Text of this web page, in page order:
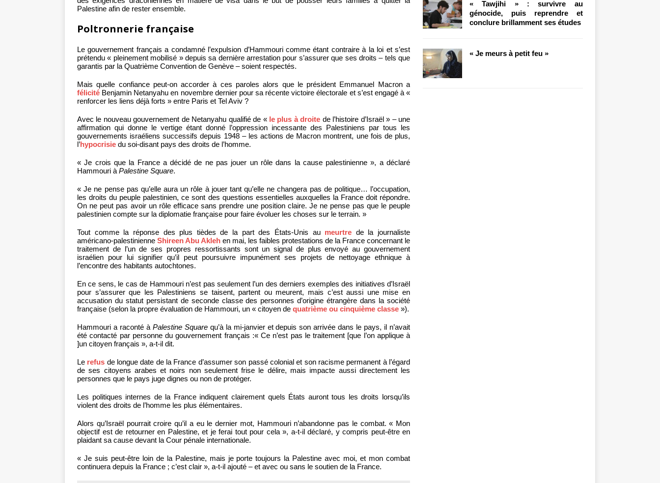
Palestine afin de rester ensemble.
Poltronnerie française
Le gouvernement français a condamné l’expulsion d’Hammouri comme étant contraire à la loi et s’est
prétendu « pleinement mobilisé » depuis sa dernière arrestation pour s’assurer que ses droits – tels que
garantis par la Quatrième Convention de Genève – soient respectés.
Mais quelle confiance peut-on accorder à ces paroles alors que le président Emmanuel Macron a
félicité Benjamin Netanyahu en novembre dernier pour sa récente victoire électorale et s’est engagé à «
renforcer les liens déjà forts » entre Paris et Tel Aviv ?
Avec le nouveau gouvernement de Netanyahu qualifié de « le plus à droite de l’histoire d’Israël » – une
affirmation qui donne le vertige étant donné l’oppression incessante des Palestiniens par tous les
gouvernements israéliens successifs depuis 1948 – les actions de Macron montrent, une fois de plus,
l’hypocrisie du soi-disant pays des droits de l’homme.
« Je crois que la France a décidé de ne pas jouer un rôle dans la cause palestinienne », a déclaré
Hammouri à Palestine Square.
« Je ne pense pas qu’elle aura un rôle à jouer tant qu’elle ne changera pas de politique… l’occupation,
les droits du peuple palestinien, ce sont des questions essentielles auxquelles la France doit répondre.
On ne peut pas avoir un rôle efficace sans prendre une position claire. Je ne pense pas que le peuple
palestinien compte sur la diplomatie française pour faire évoluer les choses sur le terrain. »
Tout comme la réponse des plus tièdes de la part des États-Unis au meurtre de la journaliste
américano-palestinienneShireen Abu Akleh en mai, les faibles protestations de la France concernant le
traitement de l’un de ses propres ressortissants sont un signal de plus envoyé au gouvernement
israélien pour lui signifier qu’il peut poursuivre impunément ses projets de nettoyage ethnique à
l’encontre des habitants autochtones.
En ce sens, le cas de Hammouri n’est pas seulement l’un des derniers exemples des initiatives d’Israël
pour s’assurer que les Palestiniens se taisent, partent ou meurent, mais c’est aussi une mise en
accusation du statut persistant de seconde classe des personnes d’origine étrangère dans la société
française (selon la propre évaluation de Hammouri, un « citoyen de quatrième ou cinquième classe »).
Hammouri a raconté à Palestine Squarequ’à la mi-janvier et depuis son arrivée dans le pays, il n’avait
été contacté par personne du gouvernement français :« Ce n’est pas le traitement [que l’on applique à
]un citoyen français », a-t-il dit.
Le refus de longue date de la France d’assumer son passé colonial et son racisme permanent à l’égard
de ses citoyens arabes et noirs non seulement frise le délire, mais impacte aussi directement les
personnes que le pays juge dignes ou non de protéger.
Les politiques internes de la France indiquent clairement quels États auront tous les droits lorsqu’ils
violent des droits de l’homme les plus élémentaires.
Alors qu’Israël pourrait croire qu’il a eu le dernier mot, Hammouri n’abandonne pas le combat. « Mon
objectif est de retourner en Palestine, et je ferai tout pour cela », a-t-il déclaré, y compris peut-être en
plaidant sa cause devant la Cour pénale internationale.
« Je suis peut-être loin de la Palestine, mais je porte toujours la Palestine avec moi, et mon combat
continuera depuis la France ; c’est clair », a-t-il ajouté – et avec ou sans le soutien de la France.
« Tawjihi » : survivre au
génocide, puis reprendre et
conclure brillamment ses études
« Je meurs à petit feu »